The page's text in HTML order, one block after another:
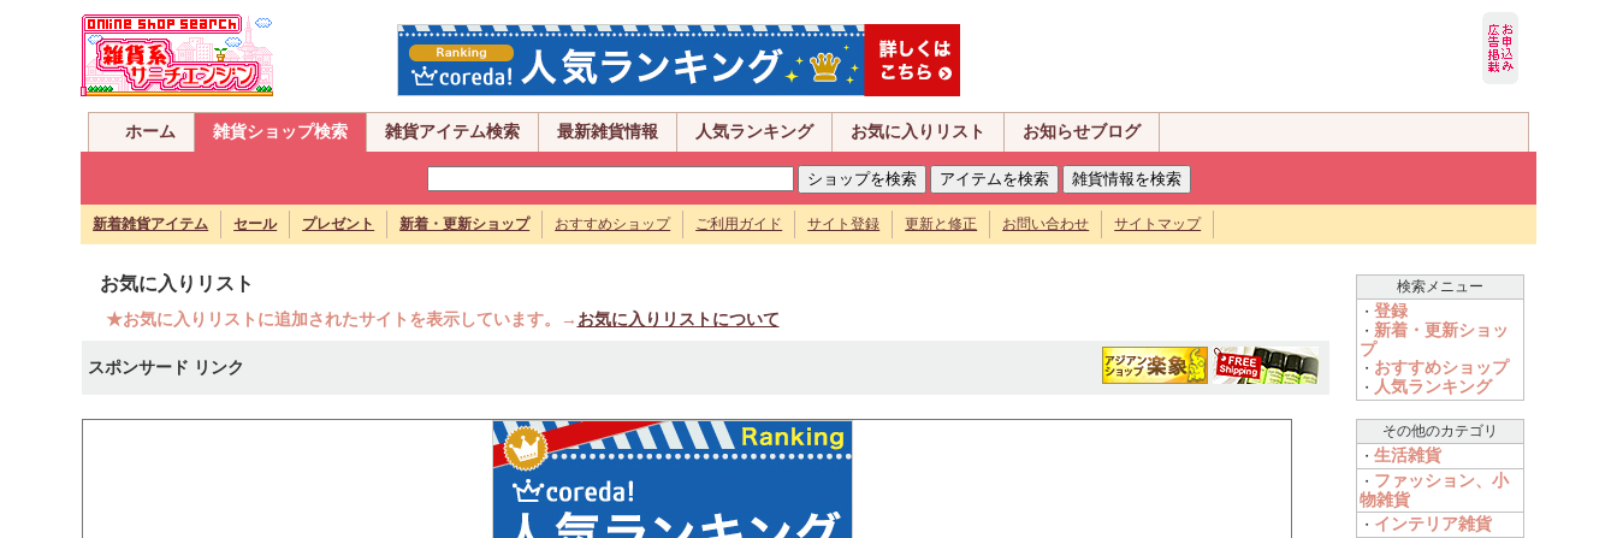
ホーム 雑貨ショップ検索 雑貨アイテム検索 最新雑貨情報 人気ランキング お気に入りリスト お知らせブログ
新着雑貨アイテム セール プレゼント 新着・更新ショップ おすすめショップ ご利用ガイド サイト登録 更新と修正 お問い合わせ サイトマップ
お気に入りリスト
★お気に入りリストに追加されたサイトを表示しています。→ お気に入りリストについて
スポンサード リンク
検索メニュー
・ 登録
・ 新着・更新ショッ
プ
・ おすすめショップ
・ 人気ランキング
その他のカテゴリ
・ 生活雑貨
・ ファッション、小
物雑貨
・ インテリア雑貨